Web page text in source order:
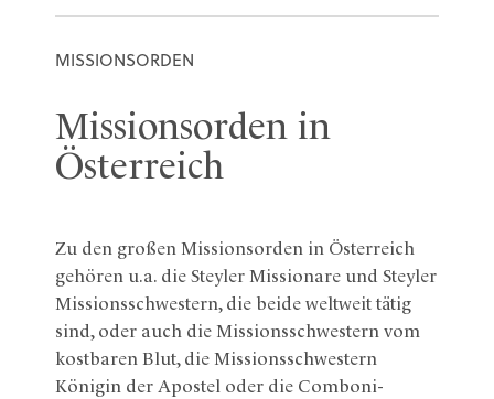
MISSIONSORDEN
Missionsorden in
Österreich
Zu den großen Missionsorden in Österreich
gehören u.a. die Steyler Missionare und Steyler
Missionsschwestern, die beide weltweit tätig
sind, oder auch die Missionsschwestern vom
kostbaren Blut, die Missionsschwestern
Königin der Apostel oder die Comboni-